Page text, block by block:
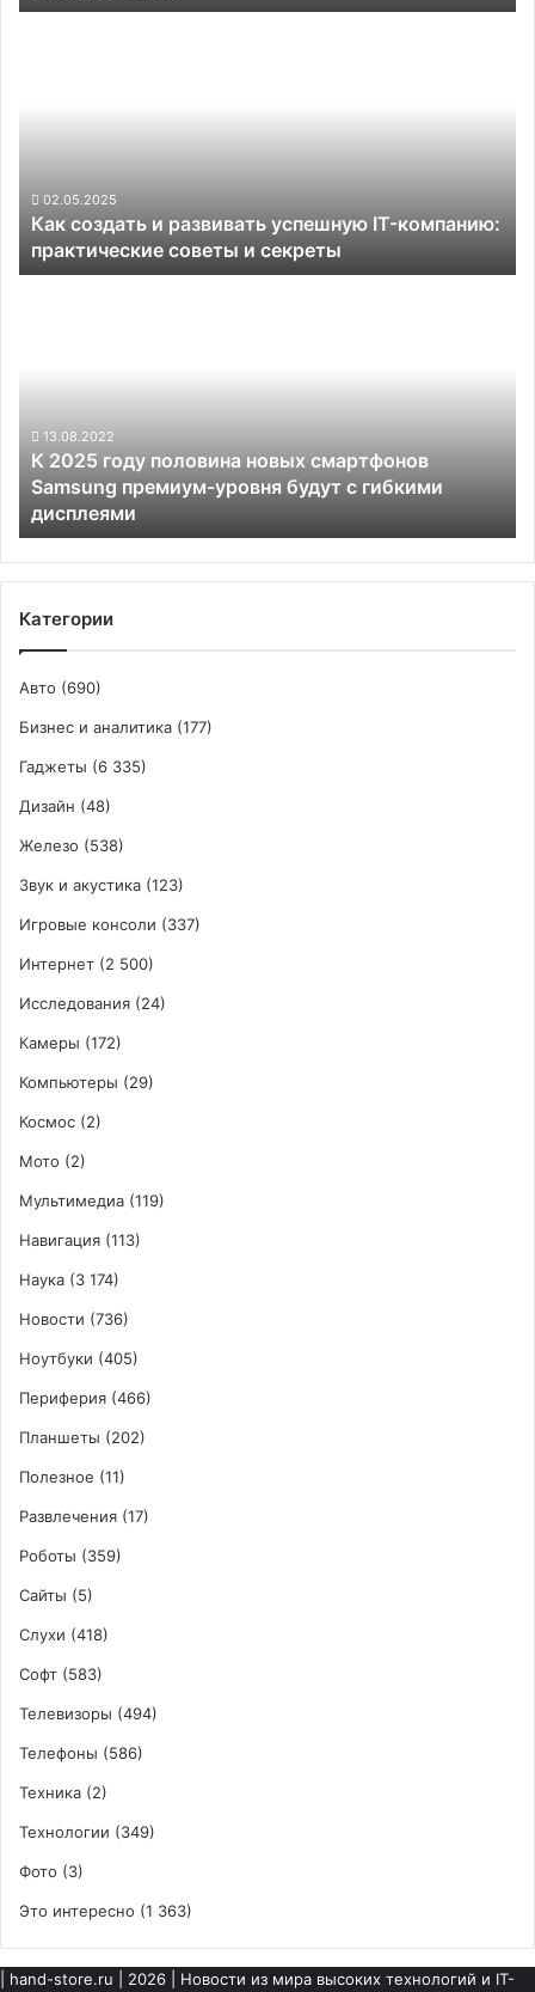
практические
советы
секреты
02.05.2025
Как создать и развивать успешную IT-компанию:
практические советы и секреты
Samsung
премиум-
уровня
будут
с
гибкими
дисплеями
13.08.2022
К 2025 году половина новых смартфонов
Samsung премиум-уровня будут с гибкими
дисплеями
Категории
Авто (690)
Бизнес и аналитика (177)
Гаджеты (6 335)
Дизайн (48)
Железо (538)
Звук и акустика (123)
Игровые консоли (337)
Интернет (2 500)
Исследования (24)
Камеры (172)
Компьютеры (29)
Космос (2)
Мото (2)
Мультимедиа (119)
Навигация (113)
Наука (3 174)
Новости (736)
Ноутбуки (405)
Периферия (466)
Планшеты (202)
Полезное (11)
Развлечения (17)
Роботы (359)
Сайты (5)
Слухи (418)
Софт (583)
Телевизоры (494)
Телефоны (586)
Техника (2)
Технологии (349)
Фото (3)
Это интересно (1 363)
hand-store.ru | 2026 | Новости из мира высоких технологий и IT-